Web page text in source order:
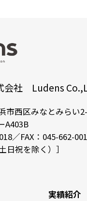
会社 Ludens
市西区みなとみらい
A403B
／FAX：045-662-
日祝を除く）］
実績紹介